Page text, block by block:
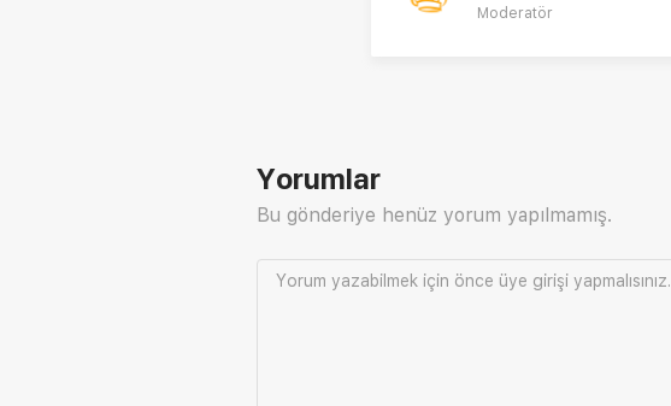
Moderatör
Yorumlar
Bu gönderiye henüz yorum yapılmamış.
Yorum yazabilmek için önce üye girişi yapmalısınız.